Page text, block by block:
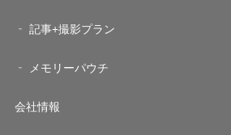
記事+撮影プラン
メモリーパウチ
会社情報